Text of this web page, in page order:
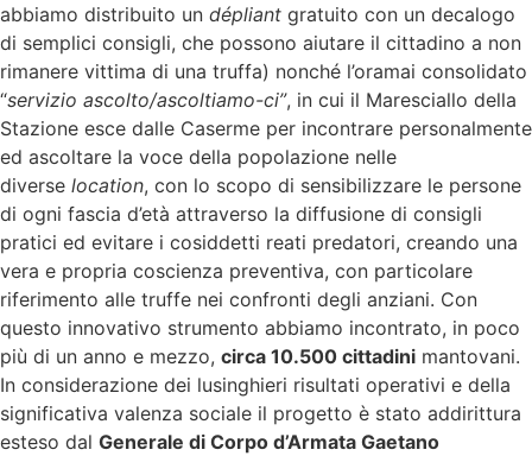
abbiamo distribuito un dépliant gratuito con un decalogo
di semplici consigli, che possono aiutare il cittadino a non
rimanere vittima di una truffa) nonché l’oramai consolidato
“servizio ascolto/ascoltiamo-ci”, in cui il Maresciallo della
Stazione esce dalle Caserme per incontrare personalmente
ed ascoltare la voce della popolazione nelle
diverse location, con lo scopo di sensibilizzare le persone
di ogni fascia d’età attraverso la diffusione di consigli
pratici ed evitare i cosiddetti reati predatori, creando una
vera e propria coscienza preventiva, con particolare
riferimento alle truffe nei confronti degli anziani. Con
questo innovativo strumento abbiamo incontrato, in poco
più di un anno e mezzo, circa 10.500 cittadini mantovani.
In considerazione dei lusinghieri risultati operativi e della
significativa valenza sociale il progetto è stato addirittura
esteso dal Generale di Corpo d’Armata Gaetano